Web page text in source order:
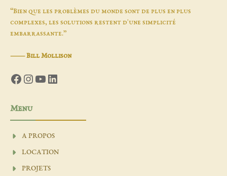
“Bien que les problèmes du monde sont de plus en plus
complexes, les solutions restent d'une simplicité
embarrassante.”
―Bill Mollison
Facebook
Instagram
YouTube
LinkedIn
Menu
A PROPOS
LOCATION
PROJETS